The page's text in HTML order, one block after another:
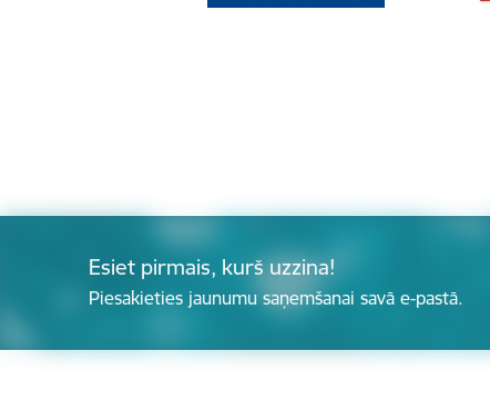
Esiet pirmais, kurš uzzina!
Piesakieties jaunumu saņemšanai savā e-pastā.